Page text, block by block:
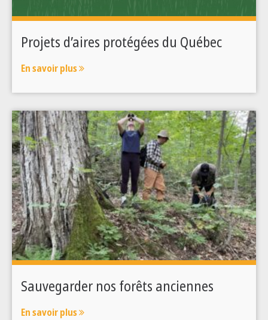
Projets d’aires protégées du Québec
En savoir plus
Sauvegarder nos forêts anciennes
En savoir plus